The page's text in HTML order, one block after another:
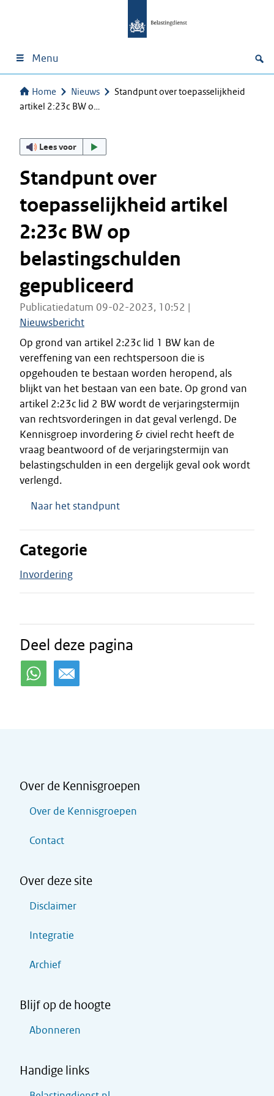
Menu
Home Nieuws
Standpunt over toepasselijkheid
artikel 2:23c BW o…
Lees voor
Standpunt over
toepasselijkheid artikel
2:23c BW op
belastingschulden
gepubliceerd
Publicatiedatum 09-02-2023, 10:52 |
Nieuwsbericht
Op grond van artikel 2:23c lid 1 BW kan de
vereffening van een rechtspersoon die is
opgehouden te bestaan worden heropend, als
blijkt van het bestaan van een bate. Op grond van
artikel 2:23c lid 2 BW wordt de verjaringstermijn
van rechtsvorderingen in dat geval verlengd. De
Kennisgroep invordering & civiel recht heeft de
vraag beantwoord of de verjaringstermijn van
belastingschulden in een dergelijk geval ook wordt
verlengd.
Naar het standpunt
Categorie
Invordering
Deel deze pagina
Over de Kennisgroepen
Over de Kennisgroepen
Contact
Over deze site
Disclaimer
Integratie
Archief
Blijf op de hoogte
Abonneren
Handige links